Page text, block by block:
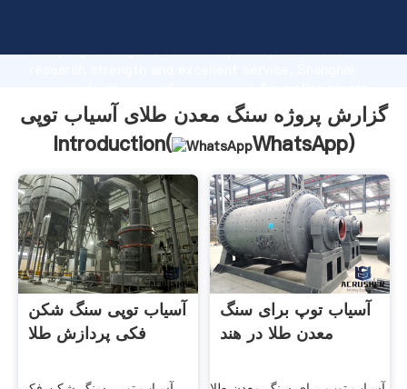
Grasping strong production capability, advanced
the value and bring values to all of customers.
گزارش پروژه سنگ معدن طلای آسیاب توپی
Introduction(
WhatsApp)
آسیاب توپی سنگ شکن
فکی پردازش طلا
آسیاب توپ برای سنگ
معدن طلا در هند